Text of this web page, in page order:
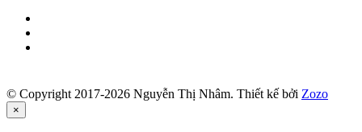
© Copyright 2017-2026 Nguyễn Thị Nhâm. Thiết kế bởi Zozo
×